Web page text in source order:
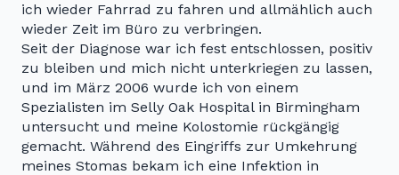
ich wieder Fahrrad zu fahren und allmählich auch
wieder Zeit im Büro zu verbringen.
Seit der Diagnose war ich fest entschlossen, positiv
zu bleiben und mich nicht unterkriegen zu lassen,
und im März 2006 wurde ich von einem
Spezialisten im Selly Oak Hospital in Birmingham
untersucht und meine Kolostomie rückgängig
gemacht. Während des Eingriffs zur Umkehrung
meines Stomas bekam ich eine Infektion in